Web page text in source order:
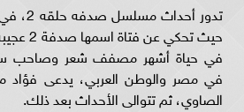
تدور
حيث تحكي
في حياة أشهر مصفف شعر وصاحب
في مصر والوطن العربي، يدعى فؤاد
الصاوي، ثم تتوالى الأحداث بعد ذلك.